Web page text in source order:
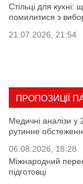
Стільці для
помилитися з
21.07.2026, 21:54
ПРОПОЗИЦІЇ
Медичні аналізи у
рутинне
06.08.2026, 18:28
Міжнародний
підготовці